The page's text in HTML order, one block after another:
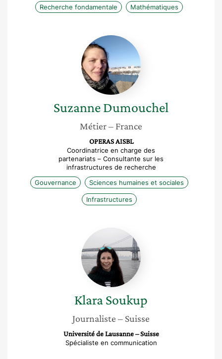
Recherche fondamentale Mathématiques
Suzanne
Dumouchel
SuzanneDumouchel
Métier– France
OPERAS AISBL
Coordinatrice en charge des
partenariats – Consultante sur les
infrastructures de recherche
Gouvernance
Sciences humaines et sociales
Infrastructures
Klara
Soukup
KlaraSoukup
Journaliste – Suisse
Université de Lausanne – Suisse
Spécialiste en communication